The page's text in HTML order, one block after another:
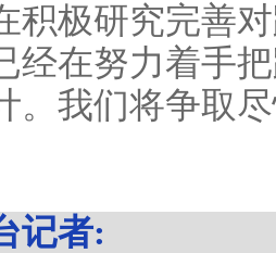
积极研究完善
经在努力着手
。我们将争取
记者: